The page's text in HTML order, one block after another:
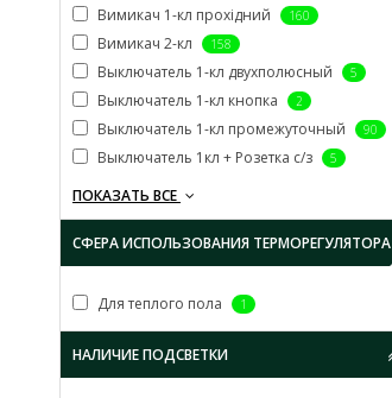
Вимикач 1-кл прохідний 160
Вимикач 2-кл 158
Выключатель 1-кл двухполюсный 5
Выключатель 1-кл кнопка 2
Выключатель 1-кл промежуточный 90
Выключатель 1кл + Розетка с/з 5
ПОКАЗАТЬ ВСЕ
СФЕРА ИСПОЛЬЗОВАНИЯ ТЕРМОРЕГУЛЯТОРА
Для теплого пола 1
НАЛИЧИЕ ПОДСВЕТКИ